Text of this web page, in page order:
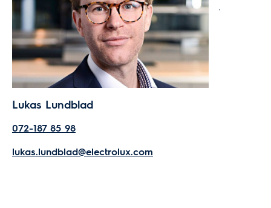
Lukas Lundblad
072-187 85 98
lukas.lundblad@electrolux.com
.